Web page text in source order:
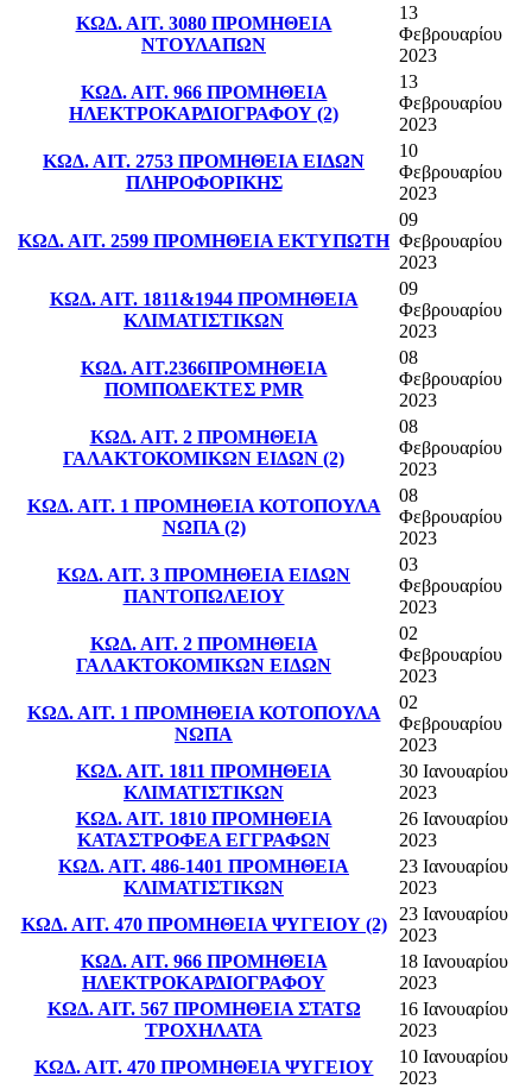
ΚΩΔ. ΑΙΤ. 3080 ΠΡΟΜΗΘΕΙΑ
ΝΤΟΥΛΑΠΩΝ
13
Φεβρουαρίου
2023
ΚΩΔ. ΑΙΤ. 966 ΠΡΟΜΗΘΕΙΑ
ΗΛΕΚΤΡΟΚΑΡΔΙΟΓΡΑΦΟΥ (2)
13
Φεβρουαρίου
2023
ΚΩΔ. ΑΙΤ. 2753 ΠΡΟΜΗΘΕΙΑ ΕΙΔΩΝ
ΠΛΗΡΟΦΟΡΙΚΗΣ
10
Φεβρουαρίου
2023
ΚΩΔ. ΑΙΤ. 2599 ΠΡΟΜΗΘΕΙΑ ΕΚΤΥΠΩΤΗ
09
Φεβρουαρίου
2023
ΚΩΔ. ΑΙΤ. 1811&1944 ΠΡΟΜΗΘΕΙΑ
ΚΛΙΜΑΤΙΣΤΙΚΩΝ
09
Φεβρουαρίου
2023
ΚΩΔ. ΑΙΤ.2366ΠΡΟΜΗΘΕΙΑ
ΠΟΜΠΟΔΕΚΤΕΣ PMR
08
Φεβρουαρίου
2023
ΚΩΔ. ΑΙΤ. 2 ΠΡΟΜΗΘΕΙΑ
ΓΑΛΑΚΤΟΚΟΜΙΚΩΝ ΕΙΔΩΝ (2)
08
Φεβρουαρίου
2023
ΚΩΔ. ΑΙΤ. 1 ΠΡΟΜΗΘΕΙΑ ΚΟΤΟΠΟΥΛΑ
ΝΩΠΑ (2)
08
Φεβρουαρίου
2023
ΚΩΔ. ΑΙΤ. 3 ΠΡΟΜΗΘΕΙΑ ΕΙΔΩΝ
ΠΑΝΤΟΠΩΛΕΙΟΥ
03
Φεβρουαρίου
2023
ΚΩΔ. ΑΙΤ. 2 ΠΡΟΜΗΘΕΙΑ
ΓΑΛΑΚΤΟΚΟΜΙΚΩΝ ΕΙΔΩΝ
02
Φεβρουαρίου
2023
ΚΩΔ. ΑΙΤ. 1 ΠΡΟΜΗΘΕΙΑ ΚΟΤΟΠΟΥΛΑ
ΝΩΠΑ
02
Φεβρουαρίου
2023
ΚΩΔ. ΑΙΤ. 1811 ΠΡΟΜΗΘΕΙΑ
ΚΛΙΜΑΤΙΣΤΙΚΩΝ
30 Ιανουαρίου
2023
ΚΩΔ. ΑΙΤ. 1810 ΠΡΟΜΗΘΕΙΑ
ΚΑΤΑΣΤΡΟΦΕΑ ΕΓΓΡΑΦΩΝ
26 Ιανουαρίου
2023
ΚΩΔ. ΑΙΤ. 486-1401 ΠΡΟΜΗΘΕΙΑ
ΚΛΙΜΑΤΙΣΤΙΚΩΝ
23 Ιανουαρίου
2023
ΚΩΔ. ΑΙΤ. 470 ΠΡΟΜΗΘΕΙΑ ΨΥΓΕΙΟΥ (2)
23 Ιανουαρίου
2023
ΚΩΔ. ΑΙΤ. 966 ΠΡΟΜΗΘΕΙΑ
ΗΛΕΚΤΡΟΚΑΡΔΙΟΓΡΑΦΟΥ
18 Ιανουαρίου
2023
ΚΩΔ. ΑΙΤ. 567 ΠΡΟΜΗΘΕΙΑ ΣΤΑΤΩ
ΤΡΟΧΗΛΑΤΑ
16 Ιανουαρίου
2023
ΚΩΔ. ΑΙΤ. 470 ΠΡΟΜΗΘΕΙΑ ΨΥΓΕΙΟΥ
10 Ιανουαρίου
2023